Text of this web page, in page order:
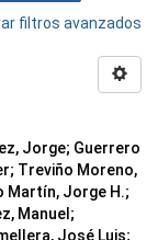
filtros avanzados
Jorge; Guerrero
Treviño Moreno,
Martín, Jorge H.;
Manuel;
José Luis;